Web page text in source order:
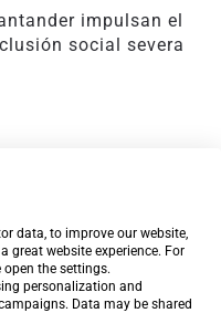
impulsan el
social severa
data, to improve our website,
great website experience. For
the settings.
personalization and
Data may be shared